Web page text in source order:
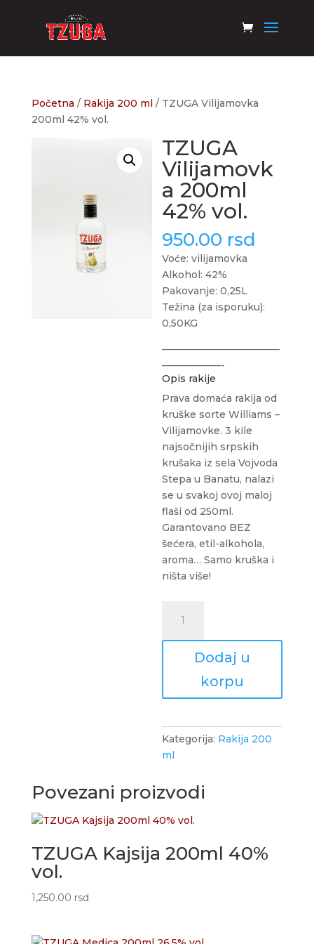
Početna / Rakija 200 ml/ TZUGA Vilijamovka
200ml 42% vol.
TZUGA
Vilijamovk
a 200ml
42% vol.
950.00 rsd
Voće: vilijamovka
Alkohol: 42%
Pakovanje: 0,25L
Težina (za isporuku):
0,50KG
————————————
——————-
Opis rakije
Prava domaća rakija od
kruške sorte Williams –
Vilijamovke. 3 kile
najsočnijih srpskih
krušaka iz sela Vojvoda
Stepa u Banatu, nalazi
se u svakoj ovoj maloj
flaši od 250ml.
Garantovano BEZ
šećera, etil-alkohola,
aroma… Samo kruška i
ništa više!
Vilijamovka
200ml
Dodaj u
korpu
Kategorija: Rakija 200
ml
Povezani proizvodi
TZUGA Kajsija 200ml 40%
vol.
1,250.00 rsd